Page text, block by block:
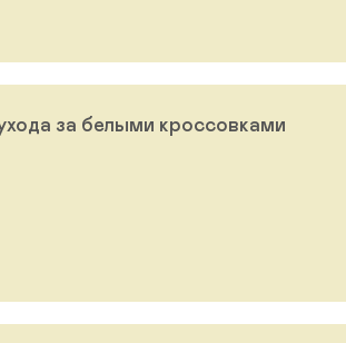
за белыми кроссовками